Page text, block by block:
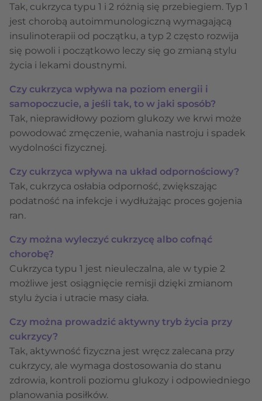
Tak, cukrzyca typu 1 i 2 różnią się przebiegiem. Typ 1
jest chorobą autoimmunologiczną wymagającą
insulinoterapii od początku, a typ 2 często rozwija
się powoli i początkowo leczy się go zmianą stylu
życia i lekami doustnymi.
Czy cukrzyca wpływa na poziom energii i
samopoczucie, a jeśli tak, to w jaki sposób?
Tak, nieprawidłowy poziom glukozy we krwi może
powodować zmęczenie, wahania nastroju i spadek
wydolności fizycznej.
Czy cukrzyca wpływa na układ odpornościowy?
Tak, cukrzyca osłabia odporność, zwiększając
podatność na infekcje i wydłużając proces gojenia
ran.
Czy można wyleczyć cukrzycę albo cofnąć
chorobę?
Cukrzyca typu 1 jest nieuleczalna, ale w typie 2
możliwe jest osiągnięcie remisji dzięki zmianom
stylu życia i utracie masy ciała.
Czy można prowadzić aktywny tryb życia przy
cukrzycy?
Tak, aktywność fizyczna jest wręcz zalecana przy
cukrzycy, ale wymaga dostosowania do stanu
zdrowia, kontroli poziomu glukozy i odpowiedniego
planowania posiłków.